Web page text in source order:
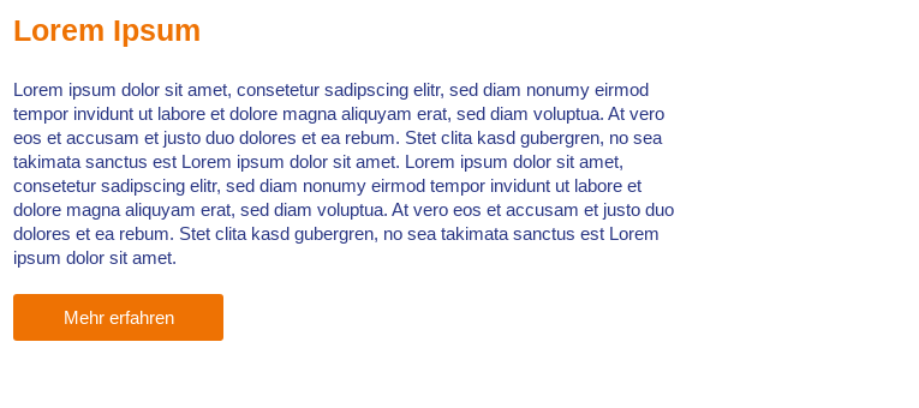
Lorem Ipsum
Lorem ipsum dolor sit amet, consetetur sadipscing elitr, sed diam nonumy eirmod
tempor invidunt ut labore et dolore magna aliquyam erat, sed diam voluptua. At vero
eos et accusam et justo duo dolores et ea rebum. Stet clita kasd gubergren, no sea
takimata sanctus est Lorem ipsum dolor sit amet. Lorem ipsum dolor sit amet,
consetetur sadipscing elitr, sed diam nonumy eirmod tempor invidunt ut labore et
dolore magna aliquyam erat, sed diam voluptua. At vero eos et accusam et justo duo
dolores et ea rebum. Stet clita kasd gubergren, no sea takimata sanctus est Lorem
ipsum dolor sit amet.
Mehr erfahren